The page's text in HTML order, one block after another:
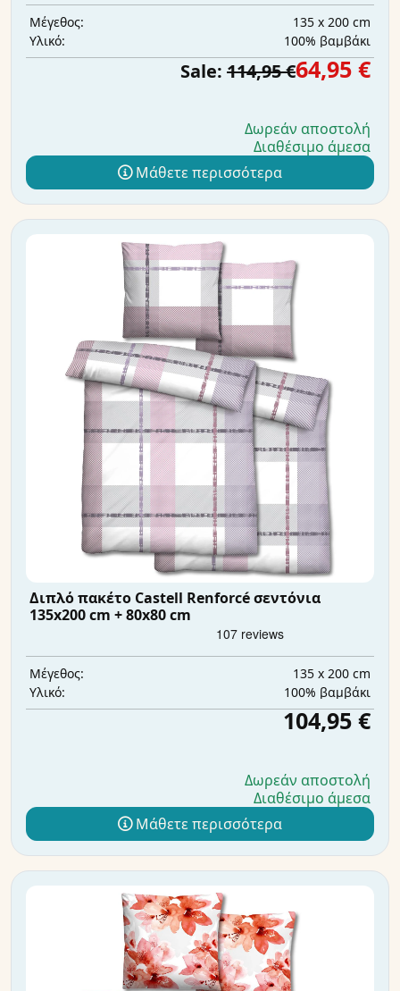
Μέγεθος:
135 x 200 cm
Υλικό:
100% βαμβάκι
Sale: 114,95 €64,95 €
Δωρεάν αποστολή
Διαθέσιμο άμεσα
Μάθετε περισσότερα
Διπλό πακέτο Castell Renforcé σεντόνια
135x200 cm + 80x80 cm
Μέγεθος:
135 x 200 cm
Υλικό:
100% βαμβάκι
104,95 €
Δωρεάν αποστολή
Διαθέσιμο άμεσα
Μάθετε περισσότερα